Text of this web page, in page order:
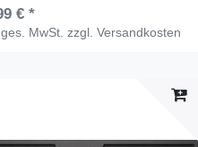
€ *
MwSt. zzgl.Versandkosten